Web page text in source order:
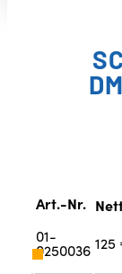
Art.-Nr.
01-
0250036 125